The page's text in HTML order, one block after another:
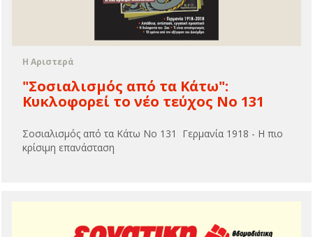
Η Αριστερά
"Σοσιαλισμός από τα Kάτω":
Κυκλοφορεί το νέο τεύχος Νο 131
Σοσιαλισμός από τα Kάτω Νο 131 Γερμανία 1918 - Η πιο
κρίσιμη επανάσταση